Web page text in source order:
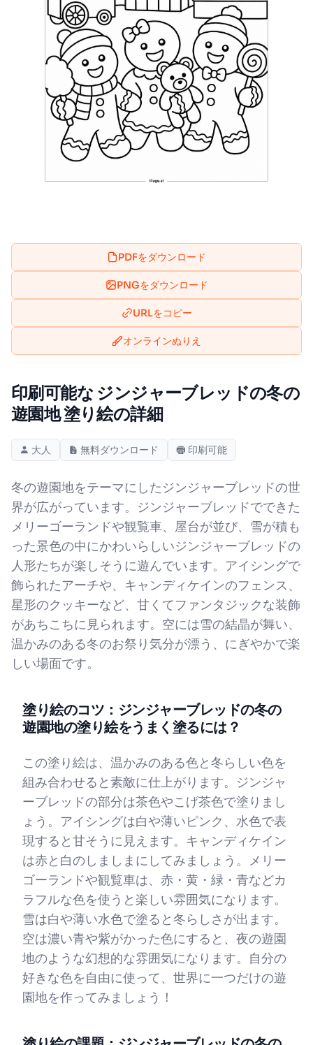
PDFをダウンロード
PNGをダウンロード
URLをコピー
オンラインぬりえ
印刷可能な ジンジャーブレッドの冬の
遊園地 塗り絵の詳細
大人 無料ダウンロード 印刷可能
冬の遊園地をテーマにしたジンジャーブレッドの世
界が広がっています。ジンジャーブレッドでできた
メリーゴーランドや観覧車、屋台が並び、雪が積も
った景色の中にかわいらしいジンジャーブレッドの
人形たちが楽しそうに遊んでいます。アイシングで
飾られたアーチや、キャンディケインのフェンス、
星形のクッキーなど、甘くてファンタジックな装飾
があちこちに見られます。空には雪の結晶が舞い、
温かみのある冬のお祭り気分が漂う、にぎやかで楽
しい場面です。
塗り絵のコツ：ジンジャーブレッドの冬の
遊園地の塗り絵をうまく塗るには？
この塗り絵は、温かみのある色と冬らしい色を
組み合わせると素敵に仕上がります。ジンジャ
ーブレッドの部分は茶色やこげ茶色で塗りまし
ょう。アイシングは白や薄いピンク、水色で表
現すると甘そうに見えます。キャンディケイン
は赤と白のしましまにしてみましょう。メリー
ゴーランドや観覧車は、赤・黄・緑・青などカ
ラフルな色を使うと楽しい雰囲気になります。
雪は白や薄い水色で塗ると冬らしさが出ます。
空は濃い青や紫がかった色にすると、夜の遊園
地のような幻想的な雰囲気になります。自分の
好きな色を自由に使って、世界に一つだけの遊
園地を作ってみましょう！